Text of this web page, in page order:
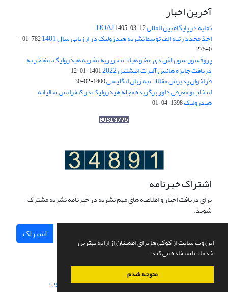
این وب سایت از کوکی ها برای اطمینان از ارائه بهترین
خدمات استفاده می کند.
متوجه شدم
آخرین اخبار
نمایه در پایگاه بین المللی DOAJ1405-03-12
اخذ مجدد رتبه الف توسط نشریه هیدرولیک در ارزیابی سال 1401
782-01-
0-275
پروفسور سوبهاش دی عضو هیئت تحریریه نشریه هیدرولیک، مفتخر به
دریافت جایزه هانس آلبرت انیشتین 2022 1401-01-12
فراخوان پذیرش مقالات به زبان انگلیسی1400-02-30
انتخاب و معرفی داور برگزیده مجله هیدرولیک در کنفرانس سالیانه
هیدرولیک1398-04-01
اشتراک خبرنامه
برای دریافت اخبار و اطلاعیه های مهم نشریه در خبرنامه نشریه مشترک
شوید.
اشتراک
سامانه مدیریت نشریات علمی.طراحی و پیاده سازی از سیناوب